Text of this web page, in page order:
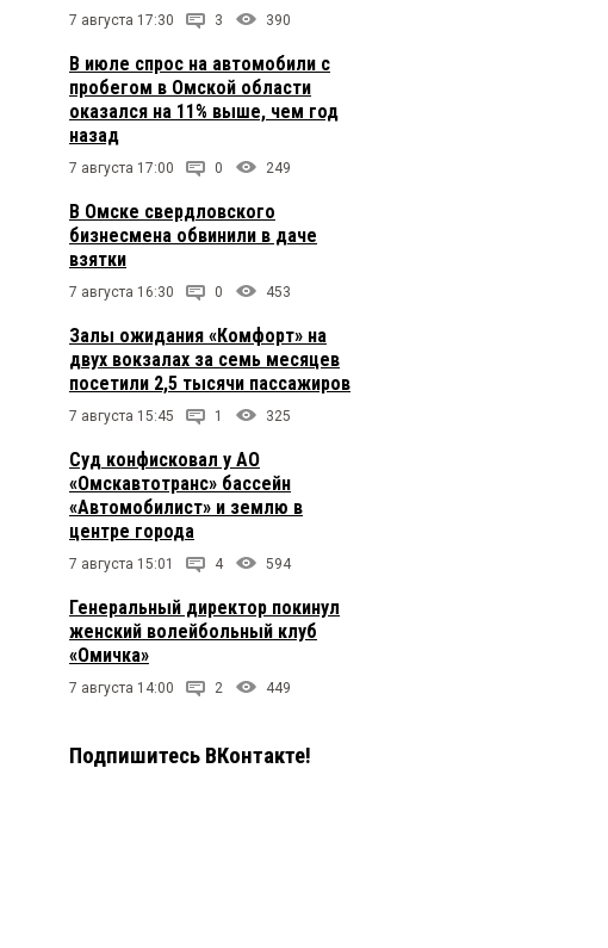
7 августа 17:30 3 390
В июле спрос на автомобили с
пробегом в Омской области
оказался на 11% выше, чем год
назад
7 августа 17:00 0 249
В Омске свердловского
бизнесмена обвинили в даче
взятки
7 августа 16:30 0 453
Залы ожидания «Комфорт» на
двух вокзалах за семь месяцев
посетили 2,5 тысячи пассажиров
7 августа 15:45 1 325
Суд конфисковал у АО
«Омскавтотранс» бассейн
«Автомобилист» и землю в
центре города
7 августа 15:01 4 594
Генеральный директор покинул
женский волейбольный клуб
«Омичка»
7 августа 14:00 2 449
Подпишитесь ВКонтакте!